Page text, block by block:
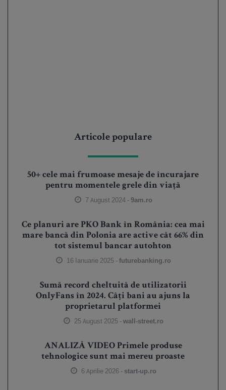
Articole populare
50+ cele mai frumoase mesaje de încurajare
pentru momentele grele din viață
7 August 2024 -9am.ro
Ce planuri are PKO Bank în România: cea mai
mare bancă din Polonia are active cât 66% din
tot sistemul bancar autohton
16 Ianuarie 2025 -futurebanking.ro
Sumă record cheltuită de utilizatorii
OnlyFans în 2024. Câți bani au ajuns la
proprietarul platformei
25 August 2025 -wall-street.ro
ANALIZĂ VIDEO Primele produse
tehnologice sunt mai mereu proaste
6 Aprilie 2026 - start-up.ro